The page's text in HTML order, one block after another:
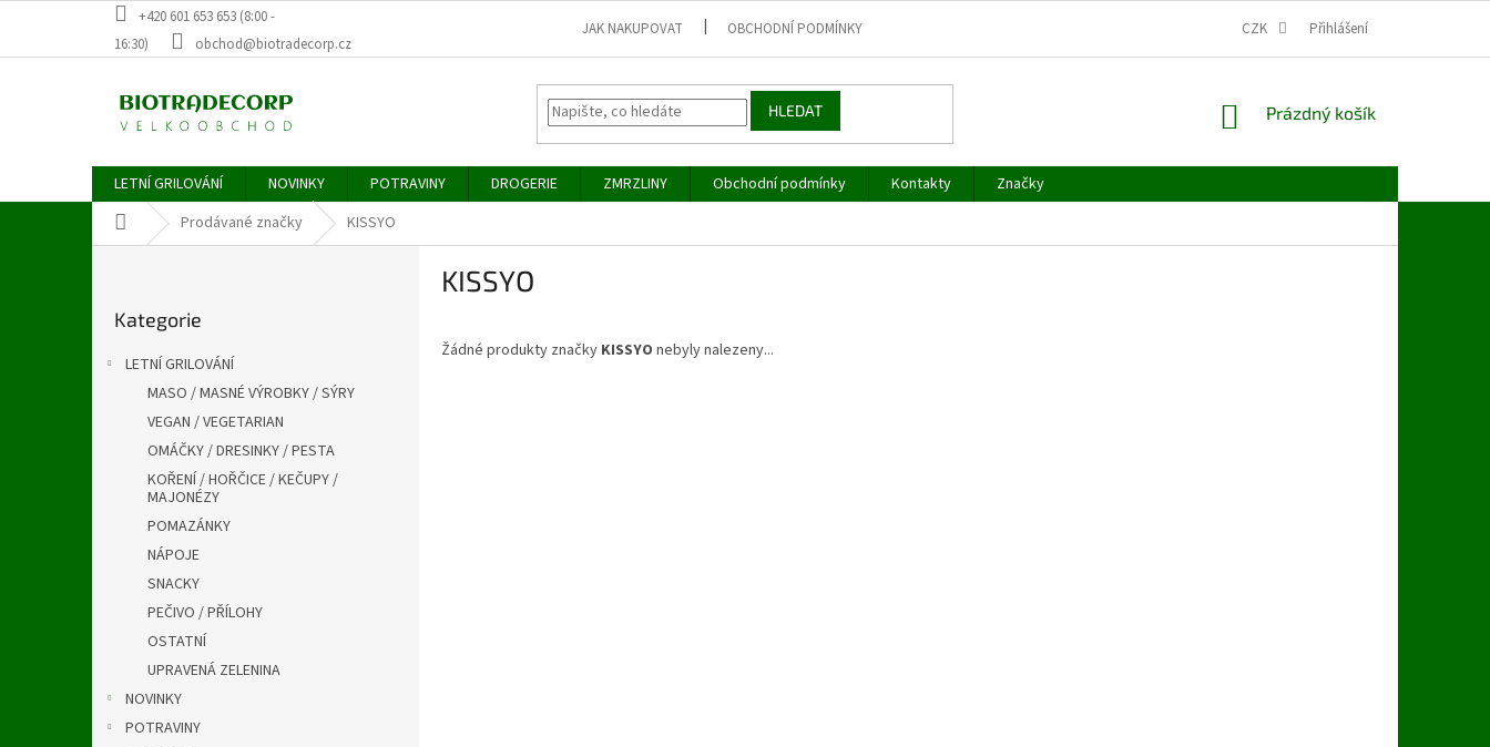
obsah
+420 601 653 653 (8:00 -
16:30)
obchod@biotradecorp.cz
JAK NAKUPOVAT OBCHODNÍ PODMÍNKY CZK Přihlášení
HLEDAT
NÁKUPNÍ
Prázdný košík
LETNÍ GRILOVÁNÍ NOVINKY POTRAVINY DROGERIE ZMRZLINY Obchodní podmínky Kontakty
Značky
Domů Prodávané značky KISSYO
kategorie
Kategorie
LETNÍ GRILOVÁNÍ
MASO / MASNÉ VÝROBKY / SÝRY
VEGAN / VEGETARIAN
OMÁČKY / DRESINKY / PESTA
KOŘENÍ / HOŘČICE / KEČUPY /
MAJONÉZY
POMAZÁNKY
NÁPOJE
SNACKY
PEČIVO / PŘÍLOHY
OSTATNÍ
UPRAVENÁ ZELENINA
NOVINKY
POTRAVINY
KISSYO
Žádné produkty značky KISSYO nebyly nalezeny...